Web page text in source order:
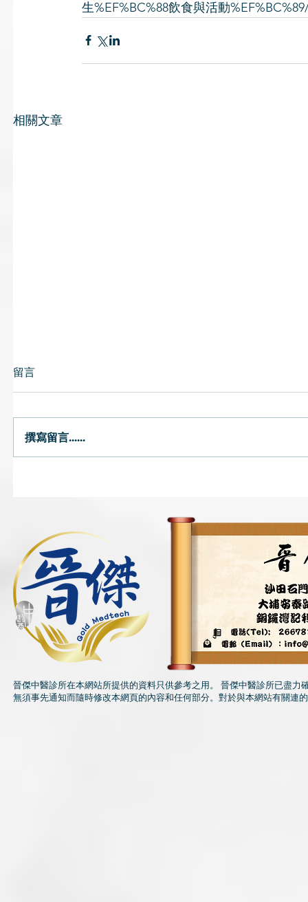
生%EF%BC%88飲食與活動
相關文章
中醫教路
留言
撰寫留言......
晉傑中醫診所在本網站所提供的資料只供參考之用。 晉傑中醫診所已盡
無須事先通知而隨時修改本網頁的內容和任何部分。對於與本網站有關連